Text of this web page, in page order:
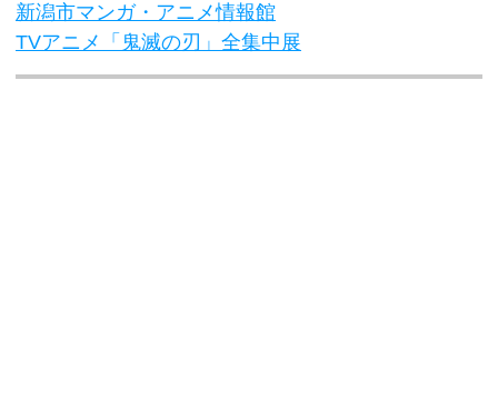
新潟市マンガ・アニメ情報館
TVアニメ「鬼滅の刃」全集中展